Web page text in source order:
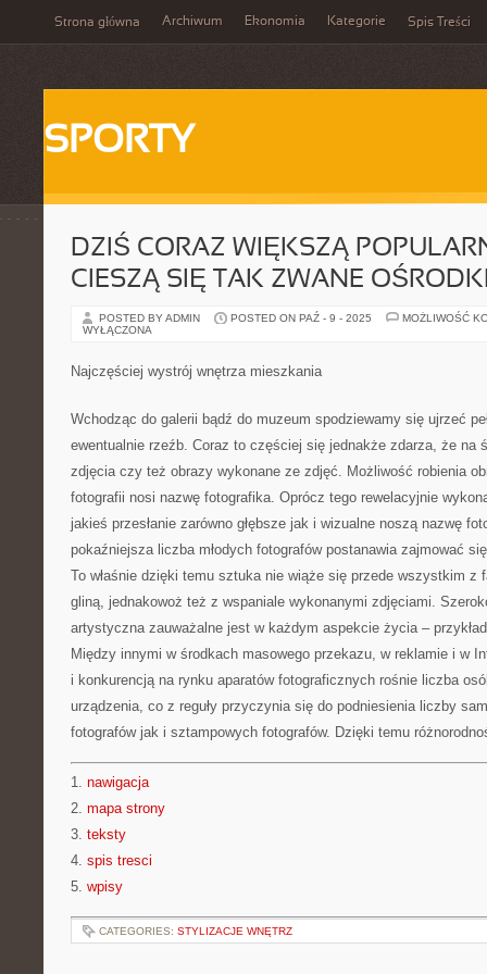
Strona główna Archiwum Ekonomia Kategorie Spis Treści
SPORTY
DZIŚ CORAZ WIĘKSZĄ
CIESZĄ SIĘ TAK ZWANE
POSTED BY ADMIN POSTED ON PAŹ - 9 - 2025
MOŻLIWOŚĆ
WYŁĄCZONA
Najczęściej wystrój wnętrza mieszkania
Wchodząc do galerii bądź do muzeum spodziewamy się ujrzeć
ewentualnie rzeźb. Coraz to częściej się jednakże zdarza, że na
zdjęcia czy też obrazy wykonane ze zdjęć. Możliwość robienia
fotografii nosi nazwę fotografika. Oprócz tego rewelacyjnie
jakieś przesłanie zarówno głębsze jak i wizualne noszą nazwę
pokaźniejsza liczba młodych fotografów postanawia zajmować
To właśnie dzięki temu sztuka nie wiąże się przede wszystkim z
gliną, jednakowoż też z wspaniale wykonanymi zdjęciami.
artystyczna zauważalne jest w każdym aspekcie życia –
Między innymi w środkach masowego przekazu, w reklamie i w
i konkurencją na rynku aparatów fotograficznych rośnie liczba
urządzenia, co z reguły przyczynia się do podniesienia liczby
fotografów jak i sztampowych fotografów. Dzięki temu
1. nawigacja
2. mapa strony
3. teksty
4. spis tresci
5. wpisy
CATEGORIES: STYLIZACJE WNĘTRZ